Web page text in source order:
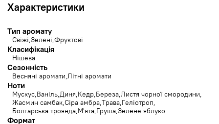
Характеристики
Тип аромату
Свіжі Зелені Фруктові
Класифікація
Нішева
Сезонність
Весняні аромати Літні аромати
Ноти
Мускус Ваніль Диня Кедр Береза Листя чорної смородини
Жасмин самбак Сіра амбра Трава Геліотроп
Болгарська троянда М'ята Груша Зелене яблуко
Формат